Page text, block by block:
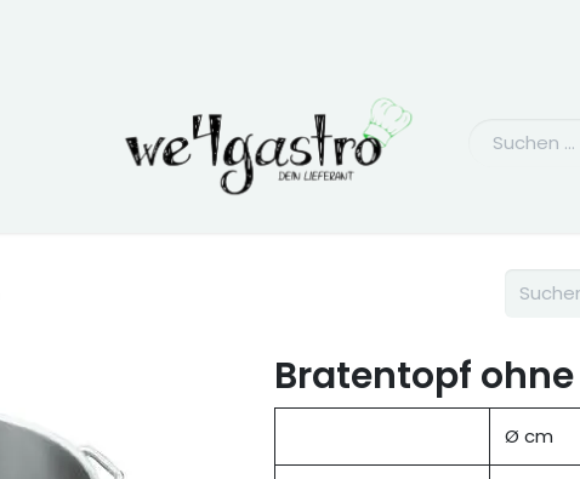
Bratentopf ohne
Ø cm